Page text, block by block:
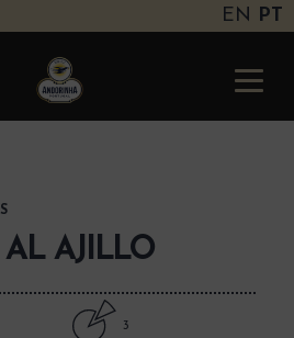
EN PT
Andorinha
Portugal
AJILLO
3